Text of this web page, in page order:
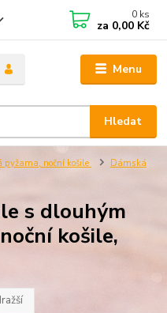
Menu
Hledat
0 ks
za 0,00 Kč
pyžama, noční košile
Dámská
s dlouhým
košile,